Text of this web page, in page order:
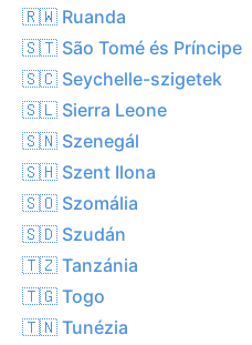
🇷🇼 Ruanda
🇸🇹 São Tomé és Príncipe
🇸🇨 Seychelle-szigetek
🇸🇱 Sierra Leone
🇸🇳 Szenegál
🇸🇭 Szent Ilona
🇸🇴 Szomália
🇸🇩 Szudán
🇹🇿 Tanzánia
🇹🇬 Togo
🇹🇳 Tunézia